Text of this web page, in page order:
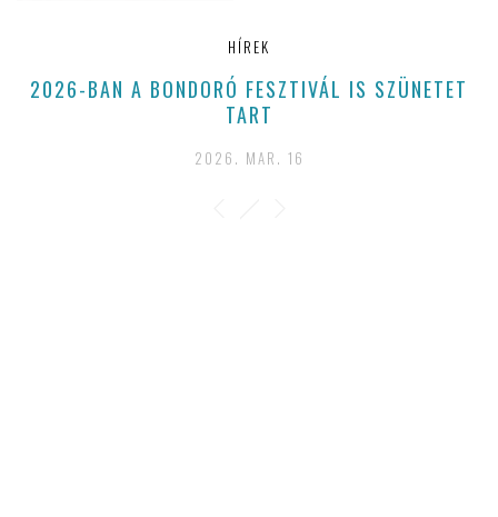
HÍREK
2026-BAN A BONDORÓ FESZTIVÁL IS SZÜNETET
TART
2026. MAR. 16